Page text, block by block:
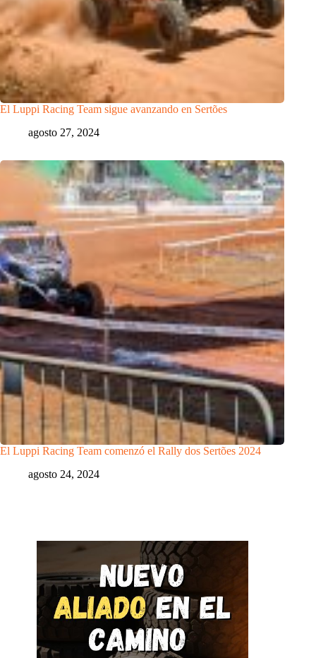
El Luppi Racing Team sigue avanzando en Sertões
agosto 27, 2024
El Luppi Racing Team comenzó el Rally dos Sertões 2024
agosto 24, 2024